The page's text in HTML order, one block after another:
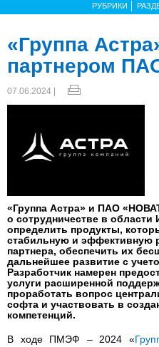
РУБРИКИ
«Группа
партнером
07.06.2024 |
«Группа Астра» и ПАО
о сотрудничестве в
определить продукты,
стабильную и эффективную
партнера, обеспечить их
дальнейшее развитие с
Разработчик намерен
услуги расширенной
проработать вопрос
софта и участвовать в
компетенций.
В ходе ПМЭФ – 2024 «